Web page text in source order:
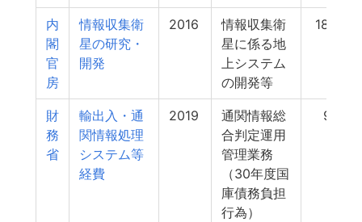
内
閣
官
房
情報収集衛
星の研究・
開発
2016
情報収集衛
星に係る地
上システム
の開発等
186
財
務
省
輸出入・通
関情報処理
システム等
経費
2019
通関情報総
合判定運用
管理業務
（30年度国
庫債務負担
行為）
91